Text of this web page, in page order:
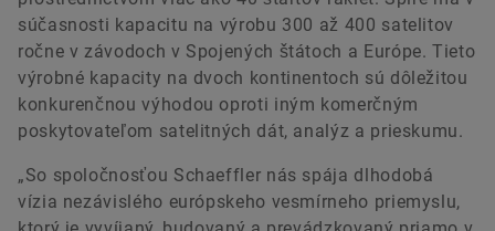
Head of Investor Relations
Benjamin.Hackman@spire.com
súčasnosti kapacitu na výrobu 300 až 400 satelitov
ročne v závodoch v Spojených štátoch a Európe. Tieto
výrobné kapacity na dvoch kontinentoch sú dôležitou
konkurenčnou výhodou oproti iným komerčným
poskytovateľom satelitných dát, analýz a prieskumu.
„So spoločnosťou Schaeffler nás spája dlhodobá
vízia nezávislého európskeho vesmírneho priemyslu,